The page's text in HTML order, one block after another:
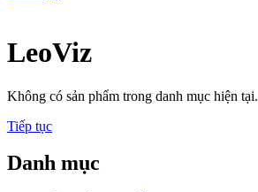
LeoViz
Không có sản phẩm trong danh mục hiện tại.
Tiếp tục
Danh mục